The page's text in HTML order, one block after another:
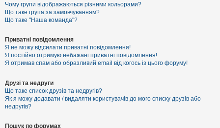
Чому групи відображаються різними кольорами?
Що таке група за замовчуванням?
Що таке "Наша команда"?
Приватні повідомлення
Я не можу відсилати приватні повідомлення!
Я постійно отримую небажані приватні повідомлення!
Я отримав спам або образливий email від когось із цього форуму!
Друзі та недруги
Що таке список друзів та недругів?
Як я можу додавати / видаляти користувачів до мого списку друзів або
недругів?
Пошук по форумах